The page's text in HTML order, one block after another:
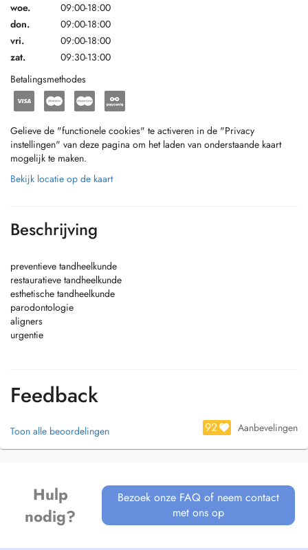
woe.
09:00-18:00
don.
09:00-18:00
vri.
09:00-18:00
zat.
09:30-13:00
Betalingsmethodes
Gelieve de "functionele cookies" te activeren in de "Privacy
instellingen" van deze pagina om het laden van onderstaande kaart
mogelijk te maken.
Bekijk locatie op de kaart
Beschrijving
preventieve tandheelkunde
restauratieve tandheelkunde
esthetische tandheelkunde
parodontologie
aligners
urgentie
Feedback
Toon alle beoordelingen 92 Aanbevelingen
Hulp
nodig?
Bezoek onze FAQ of neem contact
met ons op